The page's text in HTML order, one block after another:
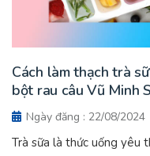
Cách làm thạch trà
bột rau câu Vũ Minh
Ngày đăng : 22/08/2024
Trà sữa là thức uống yêu